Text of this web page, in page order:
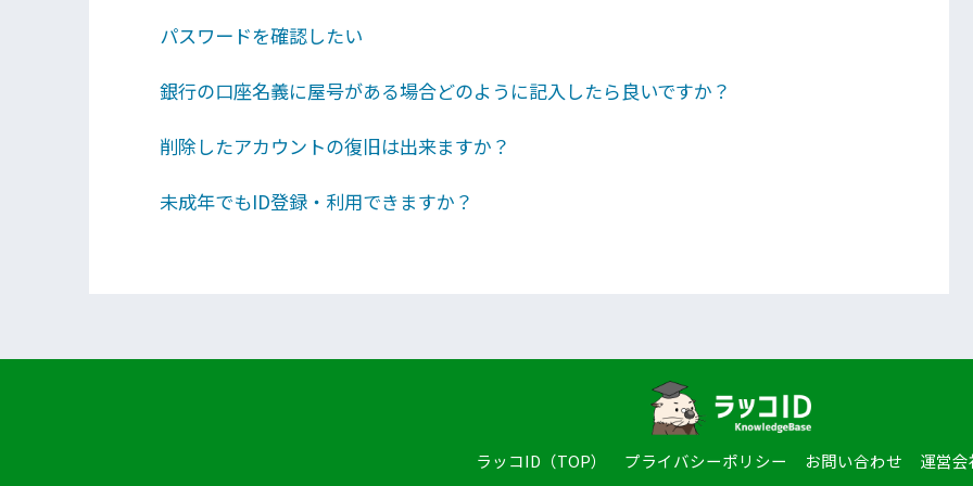
パスワードを確認したい
銀行の口座名義に屋号がある場合どのように記入したら良いですか？
削除したアカウントの復旧は出来ますか？
未成年でもID登録・利用できますか？
ラッコID（TOP） プライバシーポリシー お問い合わせ 運営会